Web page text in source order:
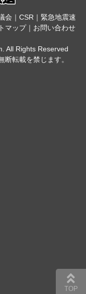
会 ｜ CSR｜ 緊急地震速
マップ｜ お問い合わせ
All Rights Reserved
転載を禁じます。